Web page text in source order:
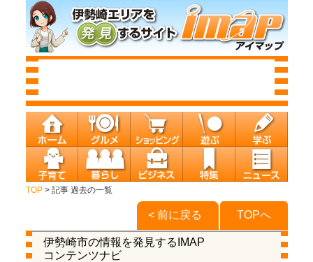
TOP> 記事 過去の一覧
TOPへ
< 前に戻る
伊勢崎市の情報を発見するIMAP
コンテンツナビ